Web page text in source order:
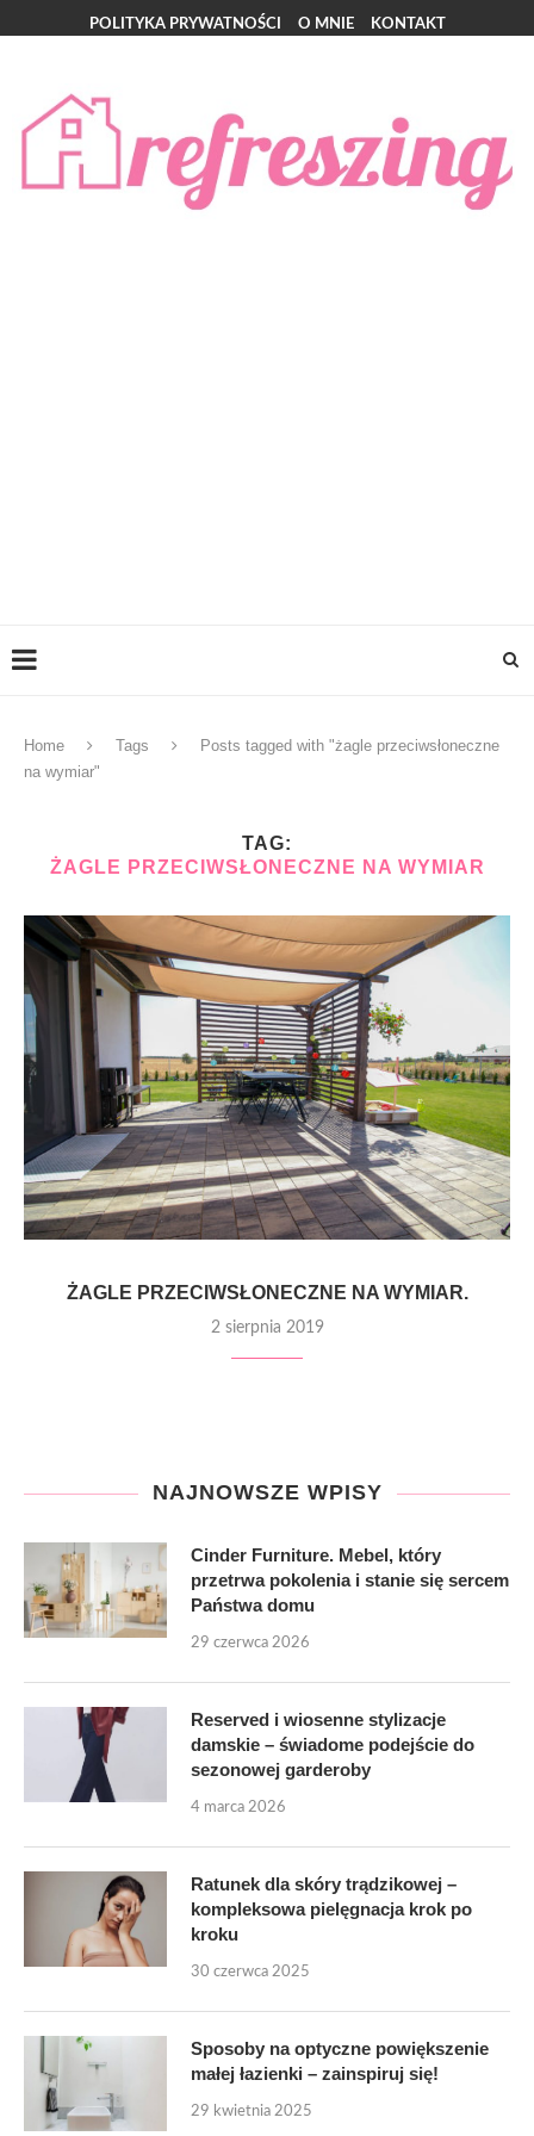
POLITYKA PRYWATNOŚCI O MNIE KONTAKT
Home Tags
Posts tagged with "żagle przeciwsłoneczne
na wymiar"
TAG:
ŻAGLE PRZECIWSŁONECZNE NA WYMIAR
ŻAGLE PRZECIWSŁONECZNE NA WYMIAR.
2 sierpnia 2019
NAJNOWSZE WPISY
Cinder Furniture. Mebel, który
przetrwa pokolenia i stanie się sercem
Państwa domu
29 czerwca 2026
Reserved i wiosenne stylizacje
damskie – świadome podejście do
sezonowej garderoby
4 marca 2026
Ratunek dla skóry trądzikowej –
kompleksowa pielęgnacja krok po
kroku
30 czerwca 2025
Sposoby na optyczne powiększenie
małej łazienki – zainspiruj się!
29 kwietnia 2025